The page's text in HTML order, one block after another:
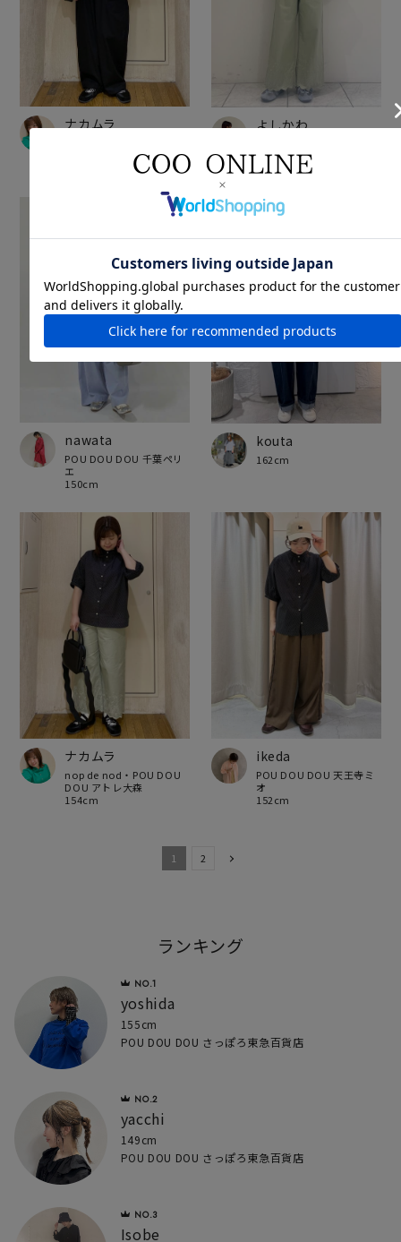
ナカムラ
DOU アトレ大森
よしかわ
オ
151cm
nawata
POU DOU DOU 千葉ペリ
エ
150cm
kouta
162cm
ナカムラ
nop de nod・POU DOU
DOU アトレ大森
154cm
ikeda
POU DOU DOU 天王寺ミ
オ
152cm
1 2
ランキング
yoshida
155cm
POU DOU DOU さっぽろ東急百貨店
yacchi
149cm
POU DOU DOU さっぽろ東急百貨店
Isobe